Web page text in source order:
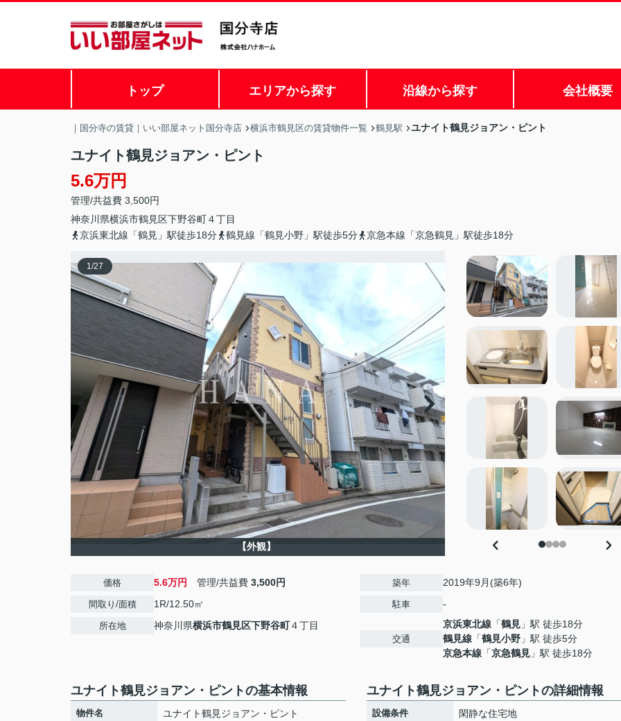
トップ エリアから探す 沿線から探す 会社概要
｜国分寺の賃貸｜いい部屋ネット国分寺店 横浜市鶴見区の賃貸物件一覧 鶴見駅 ユナイト鶴見ジョアン・ピント
ユナイト鶴見ジョアン・ピント
5.6万円
管理/共益費 3,500円
神奈川県横浜市鶴見区下野谷町４丁目
京浜東北線「鶴見」駅徒歩18分
鶴見線「鶴見小野」駅徒歩5分 京急本線「京急鶴見」駅徒歩18分
1/27
【外観】
価格 5.6万円 管理/共益費 3,500円
間取り/面積 1R/12.50㎡
所在地 神奈川県横浜市鶴見区下野谷町４丁目
築年 2019年9月(築6年)
駐車 -
交通
京浜東北線 「鶴見 」駅 徒歩18分
鶴見線 「鶴見小野 」駅 徒歩5分
京急本線 「京急鶴見 」駅 徒歩18分
ユナイト鶴見ジョアン・ピントの基本情報
物件名 ユナイト鶴見ジョアン・ピント
ユナイト鶴見ジョアン・ピントの詳細情報
設備条件 閑静な住宅地